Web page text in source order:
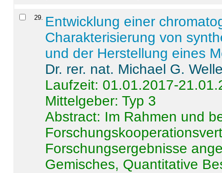
29. Entwicklung einer
Charakterisierung von
und der Herstellung eines
Dr. rer. nat. Michael G.
Laufzeit: 01.01.2017-
Mittelgeber: Typ 3
Abstract: Im Rahmen und
Forschungsergebnisse
Gemisches, Quantitative